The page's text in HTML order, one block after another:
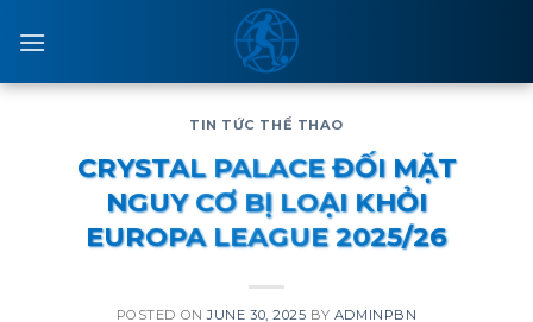
TIN TỨC THỂ THAO
CRYSTAL PALACE ĐỐI MẶT
NGUY CƠ BỊ LOẠI KHỎI
EUROPA LEAGUE 2025/26
POSTED ONJUNE 30, 2025 BY ADMINPBN